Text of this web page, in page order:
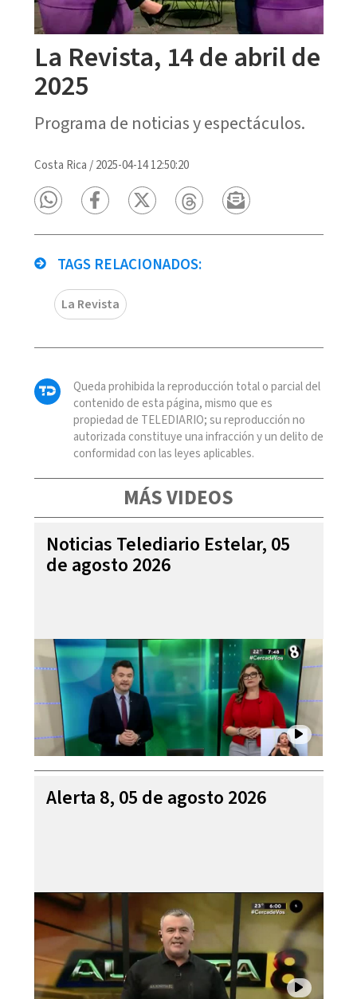
La Revista, 14 de abril de
2025
Programa de noticias y espectáculos.
Costa Rica /2025-04-14 12:50:20
TAGS RELACIONADOS:
La Revista
Queda prohibida la reproducción total o parcial del
contenido de esta página, mismo que es
propiedad de TELEDIARIO; su reproducción no
autorizada constituye una infracción y un delito de
conformidad con las leyes aplicables.
MÁS VIDEOS
Noticias Telediario Estelar, 05
de agosto 2026
Alerta 8, 05 de agosto 2026